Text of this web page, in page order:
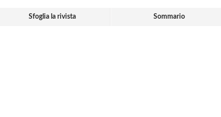
Sfoglia la rivista Sommario